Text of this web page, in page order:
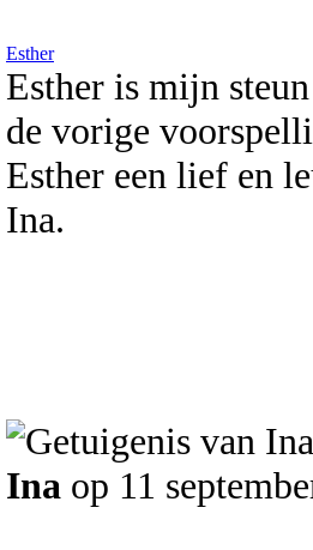
Esther
Esther is mijn
de vorige
Esther een lief en
Ina.
Ina op 11